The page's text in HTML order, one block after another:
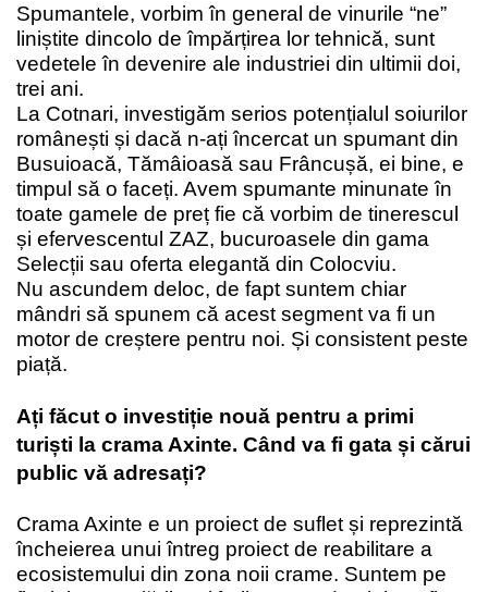
Spumantele, vorbim în general de vinurile “ne”
liniștite dincolo de împărțirea lor tehnică, sunt
vedetele în devenire ale industriei din ultimii doi,
trei ani.
La Cotnari, investigăm serios potențialul soiurilor
românești și dacă n-ați încercat un spumant din
Busuioacă, Tămâioasă sau Frâncușă, ei bine, e
timpul să o faceți. Avem spumante minunate în
toate gamele de preț fie că vorbim de tinerescul
și efervescentul ZAZ, bucuroasele din gama
Selecții sau oferta elegantă din Colocviu.
Nu ascundem deloc, de fapt suntem chiar
mândri să spunem că acest segment va fi un
motor de creștere pentru noi. Și consistent peste
piață.
Ați făcut o investiție nouă pentru a primi
turiști la crama Axinte. Când va fi gata și cărui
public vă adresați?
Crama Axinte e un proiect de suflet și reprezintă
încheierea unui întreg proiect de reabilitare a
ecosistemului din zona noii crame. Suntem pe